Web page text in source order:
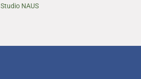
Studio NAUS